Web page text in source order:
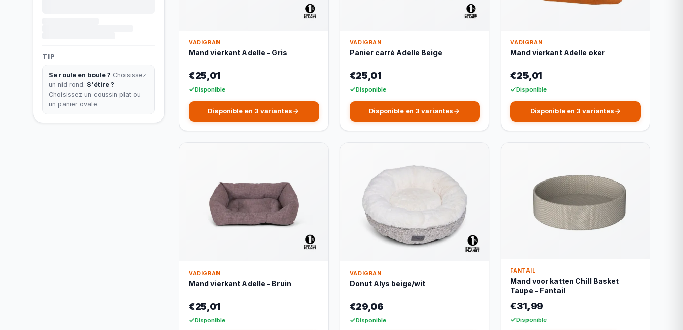
TIP
Se roule en boule ? Choisissez
un nid rond. S'étire ?
Choisissez un coussin plat ou
un panier ovale.
VADIGRAN
Mand vierkant Adelle – Gris
€25,01
Disponible
Disponible en 3 variantes
VADIGRAN
Panier carré Adelle Beige
€25,01
Disponible
Disponible en 3 variantes
VADIGRAN
Mand vierkant Adelle oker
€25,01
Disponible
Disponible en 3 variantes
VADIGRAN
Mand vierkant Adelle – Bruin
€25,01
Disponible
VADIGRAN
Donut Alys beige/wit
€29,06
Disponible
FANTAIL
Mand voor katten Chill Basket
Taupe – Fantail
€31,99
Disponible